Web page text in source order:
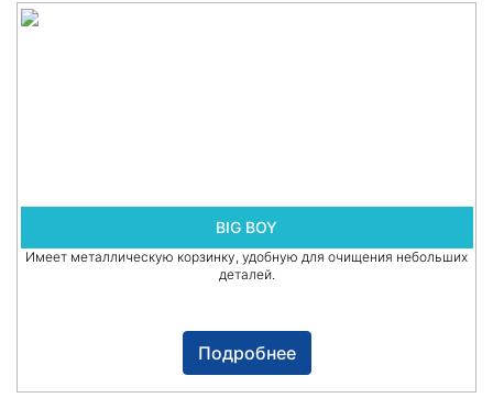
BIG BOY
Имеет металлическую корзинку, удобную для очищения небольших
деталей.
Подробнее